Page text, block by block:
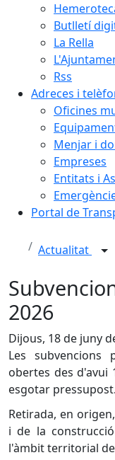
Butlletí
La Rella
Rss
Adreces i
Oficines
Menjar i
Empreses
Entitats i
Portal de
Actualitat
2026
Dijous, 18 de juny
Les
obertes des d'avui
esgotar pressupost.
Retirada, en
i de la
l'àmbit territorial